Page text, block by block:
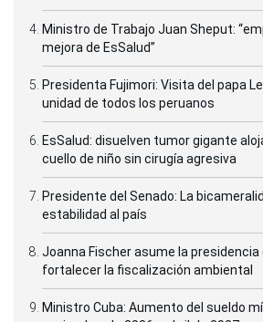
Ministro de Trabajo Juan Sheput:
mejora de EsSalud”
Presidenta Fujimori: Visita del papa
unidad de todos los peruanos
EsSalud: disuelven tumor gigante
cuello de niño sin cirugía agresiva
Presidente del Senado: La
estabilidad al país
Joanna Fischer asume la presidencia
fortalecer la fiscalización ambiental
Ministro Cuba: Aumento del sueldo